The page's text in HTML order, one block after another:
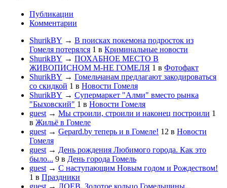
Публикации
Комментарии
ShurikBY → В поисках покемона подросток из
Гомеля потерялся 1 в Криминальные новости
ShurikBY → ПОХАБНОЕ МЕСТО В
ЖИВОПИСНОМ М-НЕ ГОМЕЛЯ 1 в Фотофакт
ShurikBY → Гомельчанам предлагают закодироваться
со скидкой 1 в Новости Гомеля
ShurikBY → Супермаркет "Алми" вместо рынка
"Быховский" 1 в Новости Гомеля
guest → Мы строили, строили и наконец построили 1
в Жильё в Гомеле
guest → Gepard.by теперь и в Гомеле! 12 в Новости
Гомеля
guest → День рождения Любимого города. Как это
было... 9 в День города Гомель
guest → С наступающим Новым годом и Рождеством!
1 в Праздники